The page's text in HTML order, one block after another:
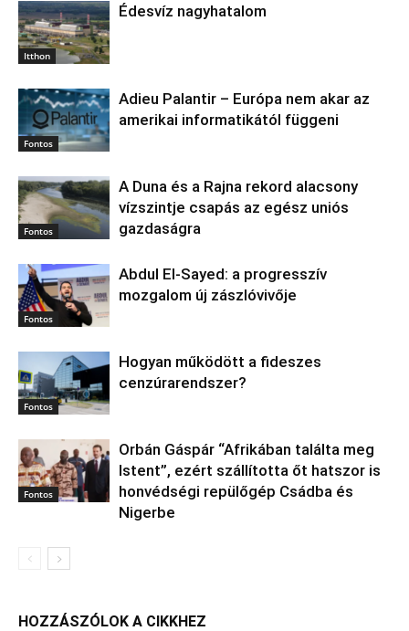
Itthon
Édesvíz nagyhatalom
Fontos
Adieu Palantir – Európa nem akar az
amerikai informatikától függeni
Fontos
A Duna és a Rajna rekord alacsony
vízszintje csapás az egész uniós
gazdaságra
Fontos
Abdul El‑Sayed: a progresszív
mozgalom új zászlóvivője
Fontos
Hogyan működött a fideszes
cenzúrarendszer?
Fontos
Orbán Gáspár “Afrikában találta meg
Istent”, ezért szállította őt hatszor is
honvédségi repülőgép Csádba és
Nigerbe
HOZZÁSZÓLOK A CIKKHEZ